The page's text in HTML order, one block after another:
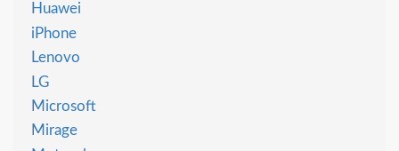
Huawei
iPhone
Lenovo
LG
Microsoft
Mirage